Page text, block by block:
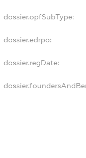
dossier.opfSubType:
dossier.edrpo:
dossier.regDate: